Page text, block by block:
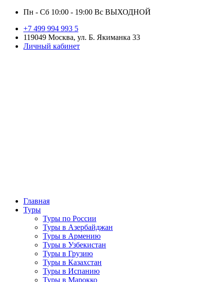
Пн - Сб 10:00 - 19:00 Вс ВЫХОДНОЙ
+7 499 994 993 5
119049 Москва, ул. Б. Якиманка 33
Личный кабинет
Главная
Туры
Туры по России
Туры в Азербайджан
Туры в Армению
Туры в Узбекистан
Туры в Грузию
Туры в Казахстан
Туры в Испанию
Туры в Марокко